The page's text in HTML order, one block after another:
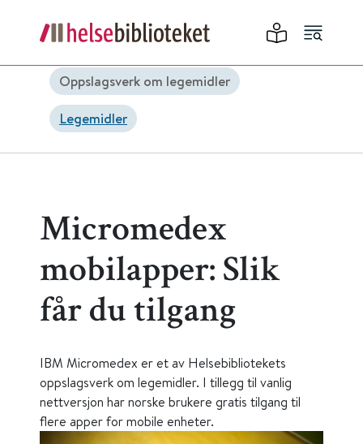
Oppslagsverk om legemidler
Legemidler
Micromedex
mobilapper: Slik
får du tilgang
IBM Micromedex er et av Helsebibliotekets
oppslagsverk om legemidler. I tillegg til vanlig
nettversjon har norske brukere gratis tilgang til
flere apper for mobile enheter.